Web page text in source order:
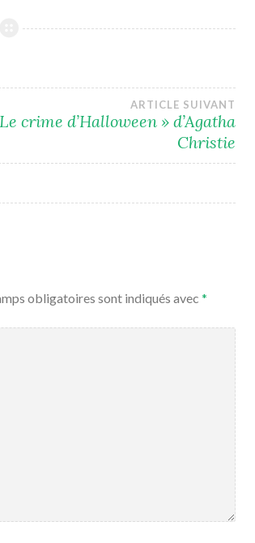
ARTICLE SUIVANT
crime d’Halloween » d’Agatha
Christie
obligatoires sont indiqués avec*